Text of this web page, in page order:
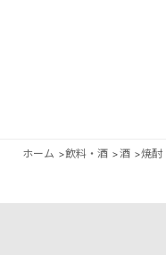
ホーム >飲料・酒 >酒 >焼酎